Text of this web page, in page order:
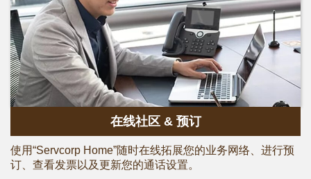
在线社区 & 预订
使用“Servcorp Home”随时在线拓展您的业务网络、进行预
订、查看发票以及更新您的通话设置。